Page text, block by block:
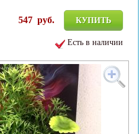
КУПИТЬ
547 руб.
Есть в наличии